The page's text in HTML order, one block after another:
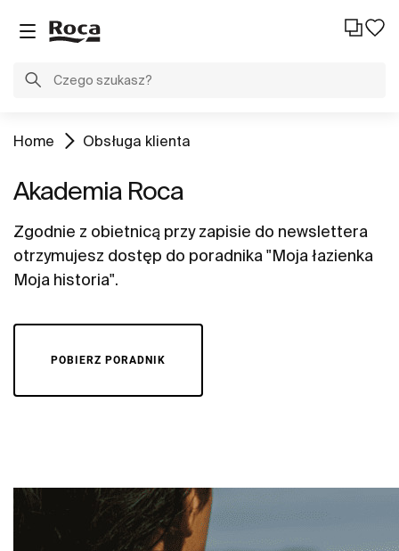
Home Obsługa klienta
Akademia Roca
Zgodnie z obietnicą przy zapisie do newslettera
otrzymujesz dostęp do poradnika "Moja łazienka
Moja historia".
POBIERZ PORADNIK